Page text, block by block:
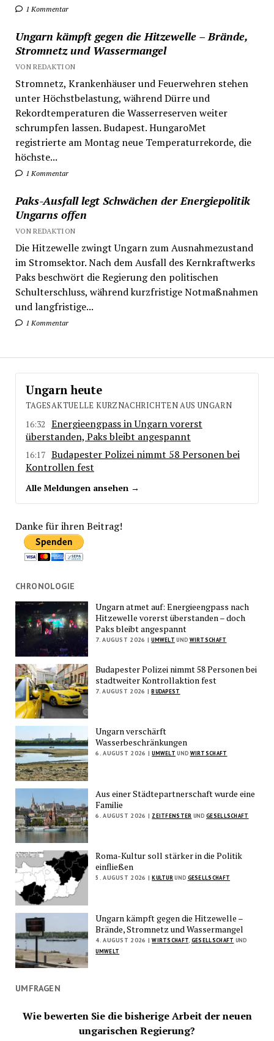
1 Kommentar
Ungarn kämpft gegen die Hitzewelle – Brände,
Stromnetz und Wassermangel
VON REDAKTION
Stromnetz, Krankenhäuser und Feuerwehren stehen
unter Höchstbelastung, während Dürre und
Rekordtemperaturen die Wasserreserven weiter
schrumpfen lassen. Budapest. HungaroMet
registrierte am Montag neue Temperaturrekorde, die
höchste...
1 Kommentar
Paks-Ausfall legt Schwächen der Energiepolitik
Ungarns offen
VON REDAKTION
Die Hitzewelle zwingt Ungarn zum Ausnahmezustand
im Stromsektor. Nach dem Ausfall des Kernkraftwerks
Paks beschwört die Regierung den politischen
Schulterschluss, während kurzfristige Notmaßnahmen
und langfristige...
1 Kommentar
Ungarn heute
TAGESAKTUELLE KURZNACHRICHTEN AUS UNGARN
16:32
Energieengpass in Ungarn vorerst
überstanden, Paks bleibt angespannt
16:17 Budapester Polizei nimmt 58 Personen bei
Kontrollen fest
Alle Meldungen ansehen →
Danke für ihren Beitrag!
CHRONOLOGIE
Ungarn atmet auf: Energieengpass nach
Hitzewelle vorerst überstanden – doch
Paks bleibt angespannt
7. AUGUST 2026 | UMWELT UND WIRTSCHAFT
Budapester Polizei nimmt 58 Personen bei
stadtweiter Kontrollaktion fest
7. AUGUST 2026 | BUDAPEST
Ungarn verschärft
Wasserbeschränkungen
6. AUGUST 2026 | UMWELT UND WIRTSCHAFT
Aus einer Städtepartnerschaft wurde eine
Familie
6. AUGUST 2026 | ZEITFENSTER UNDGESELLSCHAFT
Roma-Kultur soll stärker in die Politik
einfließen
5. AUGUST 2026 | KULTURUND GESELLSCHAFT
Ungarn kämpft gegen die Hitzewelle –
Brände, Stromnetz und Wassermangel
4. AUGUST 2026 | WIRTSCHAFT GESELLSCHAFT UND
UMWELT
UMFRAGEN
Wie bewerten Sie die bisherige Arbeit der neuen
ungarischen Regierung?